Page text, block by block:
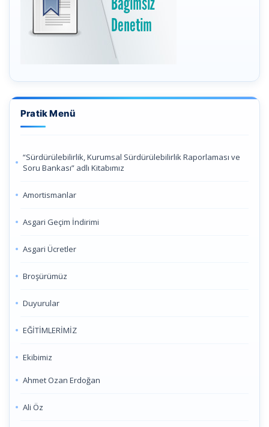
Pratik Menü
“Sürdürülebilirlik, Kurumsal Sürdürülebilirlik Raporlaması ve
Soru Bankası” adlı Kitabımız
Amortismanlar
Asgari Geçim İndirimi
Asgari Ücretler
Broşürümüz
Duyurular
EĞİTİMLERİMİZ
Ekibimiz
Ahmet Ozan Erdoğan
Ali Öz